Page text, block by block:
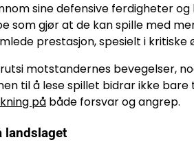
sine defensive ferdigheter
som gjør at de kan spille med
prestasjon, spesielt i kritiske
motstandernes bevegelser,
til å lese spillet bidrar ikke bare
på både forsvar og angrep.
landslaget